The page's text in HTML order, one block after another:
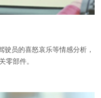
员的喜怒哀乐等情感分析，
零部件。